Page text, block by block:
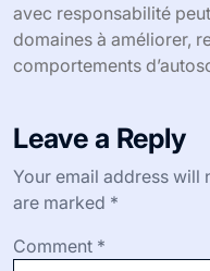
avec responsabilité
domaines à améliorer,
comportements
Leave a Reply
Your email address will
are marked *
Comment *